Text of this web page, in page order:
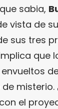
sabia,
vista de
sus tres
que
misterio.
el